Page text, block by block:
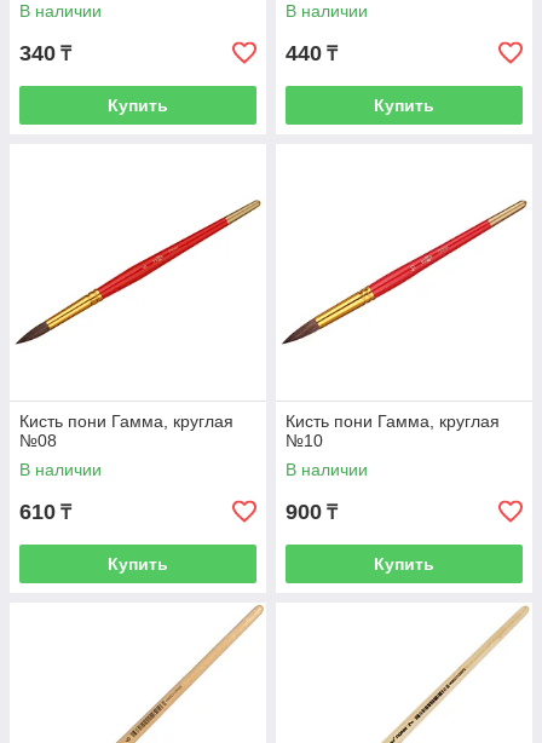
В наличии
340 ₸
Купить
В наличии
440 ₸
Купить
Кисть пони Гамма, круглая
№08
В наличии
610 ₸
Купить
Кисть пони Гамма, круглая
№10
В наличии
900 ₸
Купить